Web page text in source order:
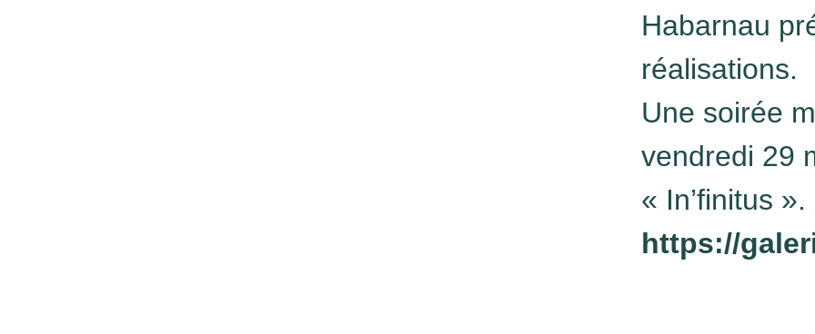
Habarnau
réalisations.
Une soirée
vendredi 29
« In’finitus ».
https://